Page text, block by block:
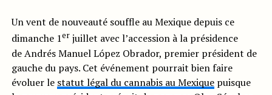
Un vent de nouveauté souffle au Mexique depuis ce
dimanche 1erjuillet avec l’accession à la présidence
de Andrés Manuel López Obrador, premier président de
gauche du pays. Cet événement pourrait bien faire
évoluer le statut légal du cannabis au Mexiquepuisque